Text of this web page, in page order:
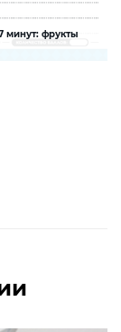
минут: фрукты